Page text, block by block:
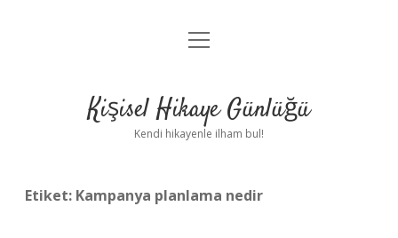
Anasayfa
Yasal Uyarı
menüyü
Kişisel Hikaye Günlüğü
Kendi hikayenle ilham bul!
Etiket: Kampanya planlama nedir